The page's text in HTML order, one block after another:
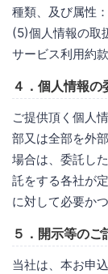
種類、及び属性
(5)個人情報の取
サービス利用約
４．個人情報の
ご提供頂く個人
部又は全部を外
場合は、委託し
託をする各社が
に対して必要か
５．開示等の
当社は、本お申